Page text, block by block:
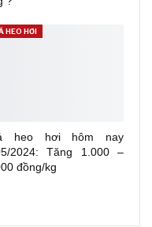
HEO HƠI
heo hơi hôm nay
2024: Tăng 1.000 –
đồng/kg